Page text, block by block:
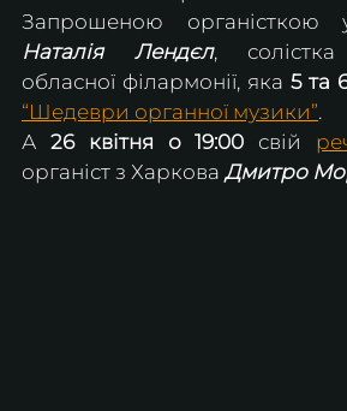
Наталія Лендєл, солістка
обласної філармонії, яка 5 та
“Шедеври органної музики”.
А 26 квітня о 19:00 свій
органіст з Харкова Дмитро